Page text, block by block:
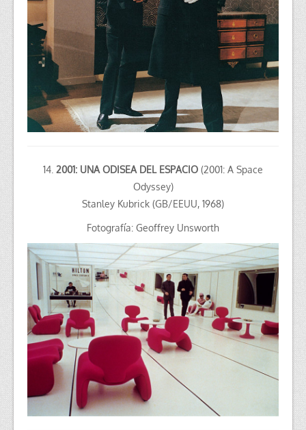
14. 2001: UNA ODISEA DEL ESPACIO (2001: A Space
Odyssey)
Stanley Kubrick (GB/EEUU, 1968)
Fotografía: Geoffrey Unsworth